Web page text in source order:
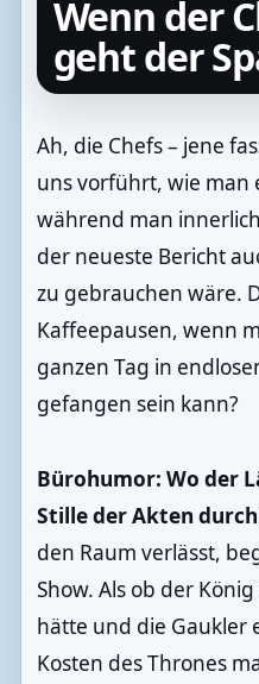
Wenn der
geht der
Ah, die Chefs – jene
uns vorführt, wie man
während man
der neueste Bericht
zu gebrauchen wäre.
Kaffeepausen, wenn
ganzen Tag in
gefangen sein kann?
Bürohumor: Wo der
Stille der Akten
den Raum verlässt,
Show. Als ob der
hätte und die Gaukler
Kosten des Thrones